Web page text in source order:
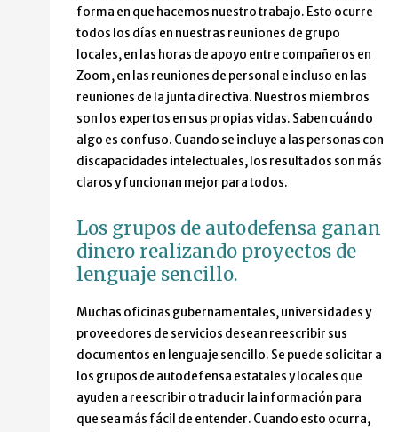
forma en que hacemos nuestro trabajo. Esto ocurre
todos los días en nuestras reuniones de grupo
locales, en las horas de apoyo entre compañeros en
Zoom, en las reuniones de personal e incluso en las
reuniones de la junta directiva. Nuestros miembros
son los expertos en sus propias vidas. Saben cuándo
algo es confuso. Cuando se incluye a las personas con
discapacidades intelectuales, los resultados son más
claros y funcionan mejor para todos.
Los grupos de autodefensa ganan
dinero realizando proyectos de
lenguaje sencillo.
Muchas oficinas gubernamentales, universidades y
proveedores de servicios desean reescribir sus
documentos en lenguaje sencillo. Se puede solicitar a
los grupos de autodefensa estatales y locales que
ayuden a reescribir o traducir la información para
que sea más fácil de entender. Cuando esto ocurra,